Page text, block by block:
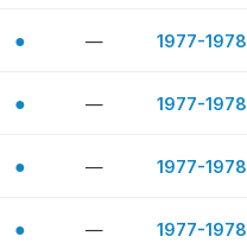
● — 1977-1978
● — 1977-1978
● — 1977-1978
● — 1977-1978